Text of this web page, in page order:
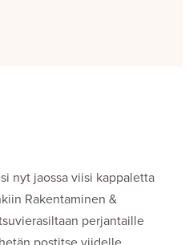
nyt jaossa viisi kappaletta
Rakentaminen &
perjantaille